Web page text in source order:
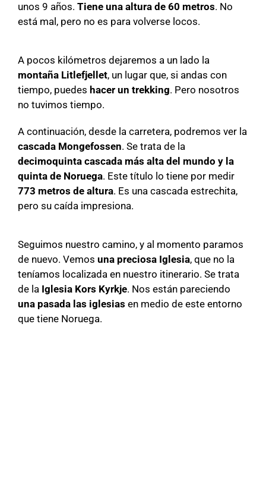
unos 9 años. Tiene una altura de 60 metros. No
está mal, pero no es para volverse locos.
A pocos kilómetros dejaremos a un lado la
montaña Litlefjellet, un lugar que, si andas con
tiempo, puedes hacer un trekking. Pero nosotros
no tuvimos tiempo.
A continuación, desde la carretera, podremos ver la
cascada Mongefossen. Se trata de la
decimoquinta cascada más alta del mundo y la
quinta de Noruega. Este título lo tiene por medir
773 metros de altura. Es una cascada estrechita,
pero su caída impresiona.
Seguimos nuestro camino, y al momento paramos
de nuevo. Vemos una preciosa Iglesia, que no la
teníamos localizada en nuestro itinerario. Se trata
de la Iglesia Kors Kyrkje. Nos están pareciendo
una pasada las iglesias en medio de este entorno
que tiene Noruega.